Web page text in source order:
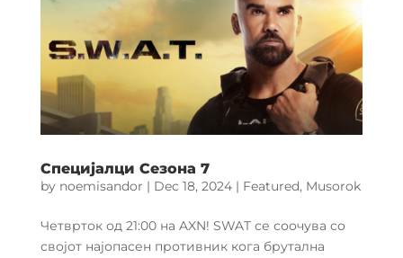
Специјалци Сезона 7
by noemisandor | Dec 18, 2024| Featured, Musorok
Четврток од 21:00 на AXN! SWAT се соочува со
својот најопасен противник кога брутална